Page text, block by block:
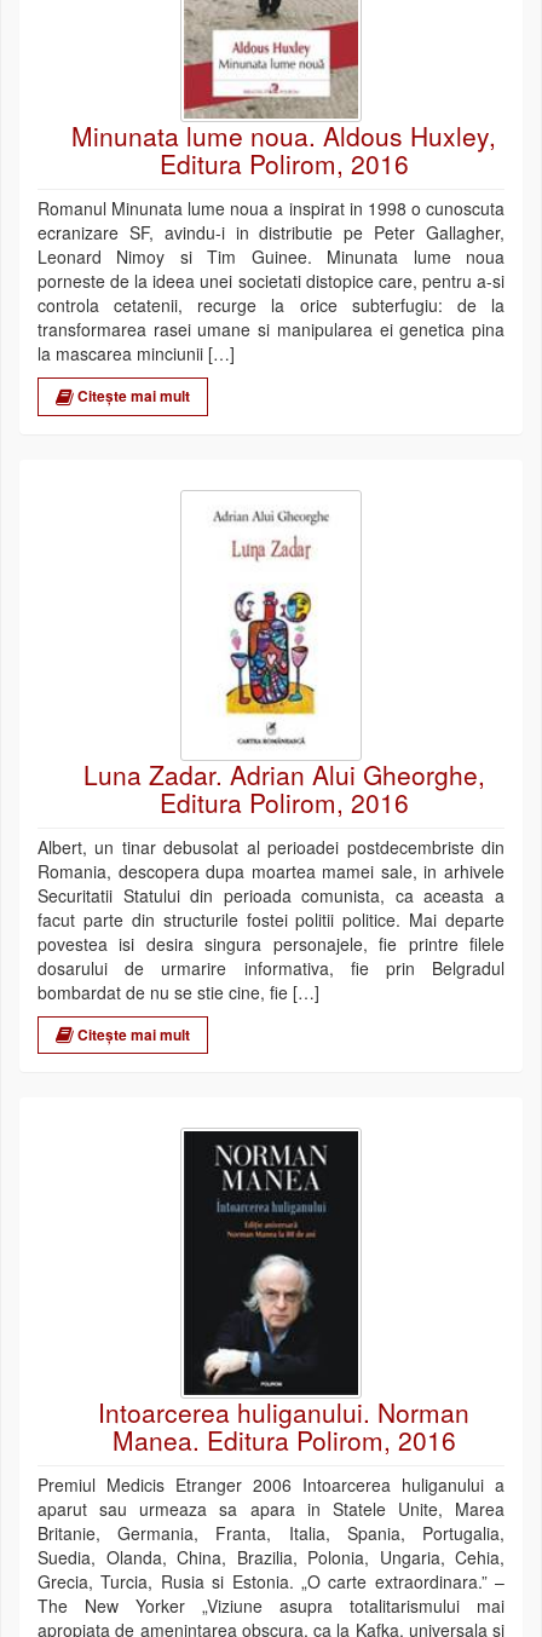
Minunata lume noua. Aldous Huxley,
Editura Polirom, 2016
Romanul Minunata lume noua a inspirat in 1998 o cunoscuta
ecranizare SF, avindu-i in distributie pe Peter Gallagher,
Leonard Nimoy si Tim Guinee. Minunata lume noua
porneste de la ideea unei societati distopice care, pentru a-si
controla cetatenii, recurge la orice subterfugiu: de la
transformarea rasei umane si manipularea ei genetica pina
la mascarea minciunii […]
Citește mai mult
Luna Zadar. Adrian Alui Gheorghe,
Editura Polirom, 2016
Albert, un tinar debusolat al perioadei postdecembriste din
Romania, descopera dupa moartea mamei sale, in arhivele
Securitatii Statului din perioada comunista, ca aceasta a
facut parte din structurile fostei politii politice. Mai departe
povestea isi desira singura personajele, fie printre filele
dosarului de urmarire informativa, fie prin Belgradul
bombardat de nu se stie cine, fie […]
Citește mai mult
Intoarcerea huliganului. Norman
Manea. Editura Polirom, 2016
Premiul Medicis Etranger 2006 Intoarcerea huliganului a
aparut sau urmeaza sa apara in Statele Unite, Marea
Britanie, Germania, Franta, Italia, Spania, Portugalia,
Suedia, Olanda, China, Brazilia, Polonia, Ungaria, Cehia,
Grecia, Turcia, Rusia si Estonia. „O carte extraordinara.” –
The New Yorker „Viziune asupra totalitarismului mai
apropiata de amenintarea obscura, ca la Kafka, universala si